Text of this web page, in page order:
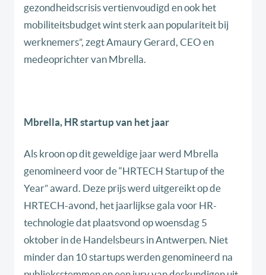
gezondheidscrisis vertienvoudigd en ook het
mobiliteitsbudget wint sterk aan populariteit bij
werknemers”, zegt Amaury Gerard, CEO en
medeoprichter van Mbrella.
Mbrella, HR startup van het jaar
Als kroon op dit geweldige jaar werd Mbrella
genomineerd voor de “HRTECH Startup of the
Year” award. Deze prijs werd uitgereikt op de
HRTECH-avond, het jaarlijkse gala voor HR-
technologie dat plaatsvond op woensdag 5
oktober in de Handelsbeurs in Antwerpen. Niet
minder dan 10 startups werden genomineerd na